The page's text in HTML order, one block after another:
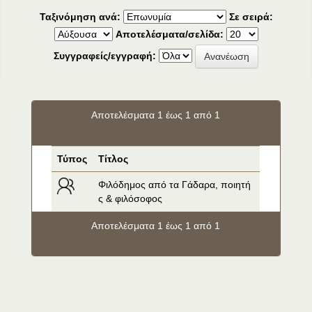
Ταξινόμηση ανά:
Σε σειρά:
Αποτελέσματα/σελίδα:
Συγγραφείς/εγγραφή:
Αποτελέσματα 1 έως 1 από 1
Τύπος Τίτλος
Φιλόδημος από τα Γάδαρα, ποιητή
ς & φιλόσοφος
Αποτελέσματα 1 έως 1 από 1